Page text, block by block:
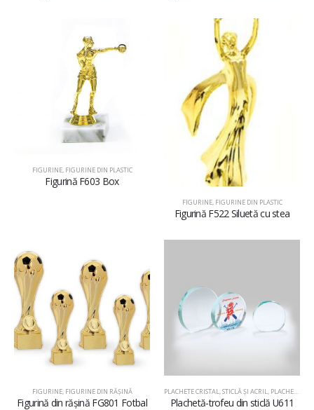
FIGURINE, FIGURINE DIN PLASTIC
Figurină F603 Box
FIGURINE, FIGURINE DIN PLASTIC
Figurină F522 Siluetă cu stea
FIGURINE, FIGURINE DIN RĂŞINĂ
Figurină din rășină FG801 Fotbal
PLACHETE CRISTAL, STICLĂ ŞI ACRIL PLACHETE DIN STICLĂ
Plachetă-trofeu din sticlă U611